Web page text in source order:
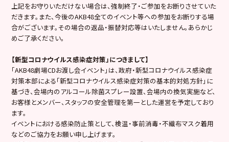
上記をお守りいただけない場合は、強制終了・ご参加をお断りさせていた
だきます。また、今後のAKB48全てのイベント等への参加をお断りする場
合がございます。その場合の返品・振替対応等はいたしません。あらかじ
めご了承ください。
【新型コロナウイルス感染症対策」につきまして】
「AKB48劇場CDお渡し会イベント」は、政府・新型コロナウイルス感染症
対策本部による「新型コロナウイルス感染症対策の基本的対処方針」に
基づき、会場内のアルコール除菌スプレー設置、会場内の換気実施など、
お客様とメンバー、スタッフの安全管理を第一とした運営を予定しており
ます。
イベントにおける感染防止策として、検温・事前消毒・不織布マスク着用
などのご協力をお願い申し上げます。